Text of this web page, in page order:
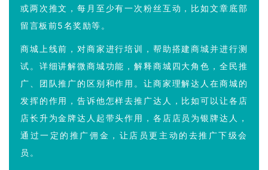
或两次推文，每月至少有一次粉丝互动，比如文章底部
留言板前5名奖励等。
商城上线前，对商家进行培训，帮助搭建商城并进行测
试。详细讲解微商城功能，解释商城四大角色，全民推
广、团队推广的区别和作用。让商家理解达人在商城的
发挥的作用，告诉他怎样去推广达人，比如可以让各店
店长升为金牌达人起带头作用，各店店员为银牌达人，
通过一定的推广佣金，让店员更主动的去推广下级会
员。